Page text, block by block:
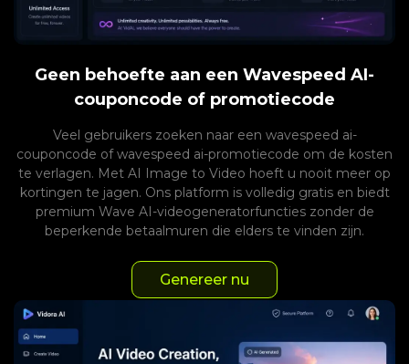
Geen behoefte aan een Wavespeed AI-
couponcode of promotiecode
Veel gebruikers zoeken naar een wavespeed ai-
couponcode of wavespeed ai-promotiecode om de kosten
te verlagen. Met AI Image to Video hoeft u nooit meer op
kortingen te jagen. Ons platform is volledig gratis en biedt
premium Wave AI-videogeneratorfuncties zonder de
beperkende betaalmuren die elders te vinden zijn.
Genereer nu